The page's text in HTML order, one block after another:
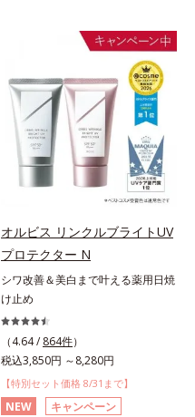
オルビス リンクルブライトUV
プロテクター N
シワ改善＆美白まで叶える薬用日焼
け止め
（4.64 / 864件）
税込3,850円 ～8,280円
【特別セット価格 8/31まで】
NEW
キャンペーン